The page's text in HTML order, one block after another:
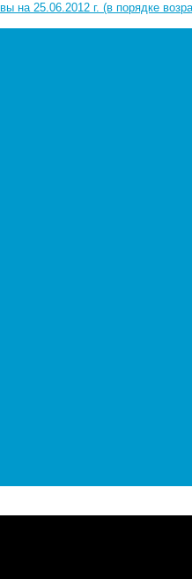
на 25.06.2012 г. (в порядке